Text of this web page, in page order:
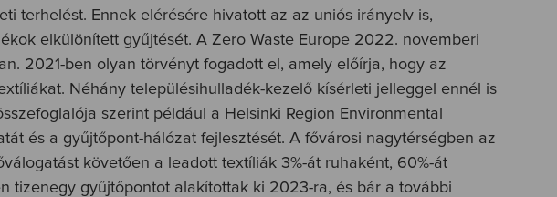
terhelést. Ennek elérésére hivatott az az uniós irányelv is,
elkülönített gyűjtését. A Zero Waste Europe 2022. novemberi
2021-ben olyan törvényt fogadott el, amely előírja, hogy az
Néhány településihulladék-kezelő kísérleti jelleggel ennél is
szerint például a Helsinki Region Environmental
és a gyűjtőpont-hálózat fejlesztését. A fővárosi nagytérségben az
követően a leadott textíliák 3%-át ruhaként, 60%-át
tizenegy gyűjtőpontot alakítottak ki 2023-ra, és bár a további